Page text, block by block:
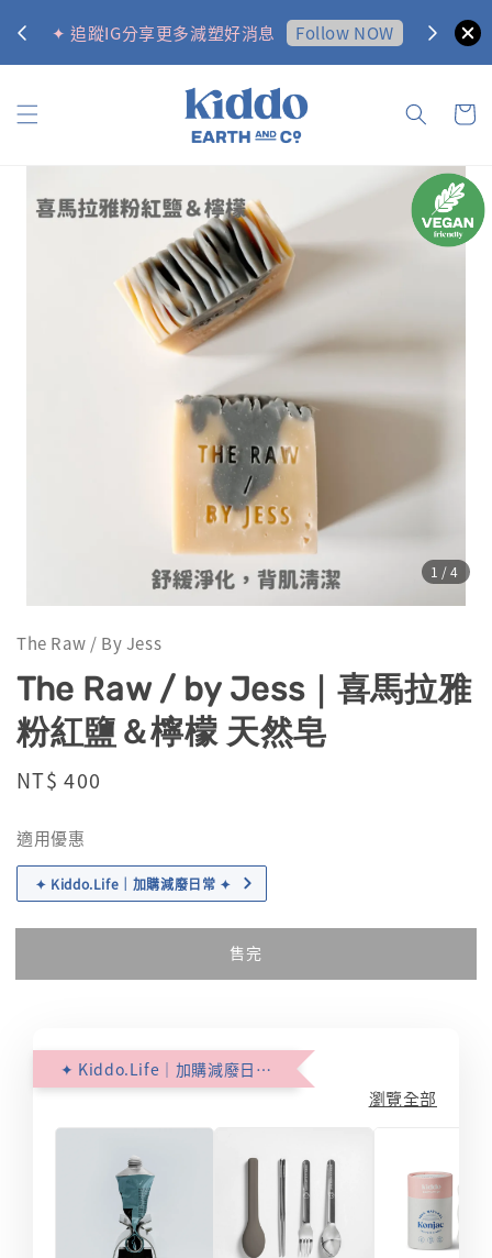
✦ 追蹤IG分享更多減塑好消息 Follow NOW ✦ 訂購
1 /4
The Raw / By Jess
The Raw / by Jess｜喜馬拉雅
粉紅鹽＆檸檬 天然皂
Regular
NT$ 400
適用優惠
✦ Kiddo.Life｜加購減廢日常 ✦
售完
✦ Kiddo.Life｜加購減廢日常 ✦
瀏覽全部